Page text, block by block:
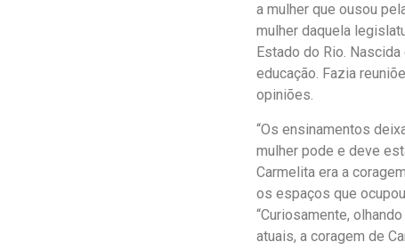
a mulher que ousou
mulher daquela
Estado do Rio.
educação. Fazia
opiniões.
“Os ensinamentos
mulher pode e deve
Carmelita era a
os espaços que
“Curiosamente,
atuais, a coragem de